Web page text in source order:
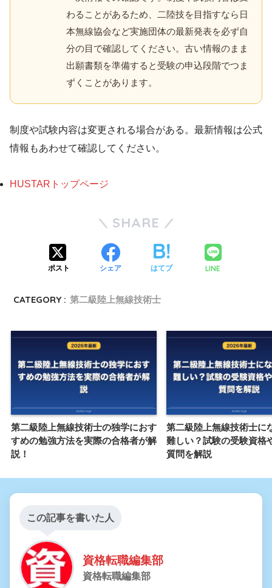
わることがあるため、二陸技を目指すなら日
本無線協会など実施団体の最新発表を必ず自
分の目で確認してください。古い情報のまま
出願書類を準備すると受験の申込段階でつま
ずくことがあります。
制度や試験内容は変更される場合がある。最新情報は公式
情報もあわせて確認してください。
HUSTARトップページ
SHARE
ポスト シェア はてブ LINE
CATEGORY : 第二級陸上無線技術士
第二級陸上無線技術士の独学におす
すめの勉強方法を実際の合格者が解
説！
第二級陸上無線技術士に
難しい？試験の受験資格
質問を解説
この記事を書いた人
資格転職編集部
資格転職編集部